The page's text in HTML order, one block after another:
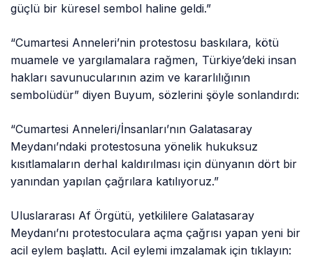
güçlü bir küresel sembol haline geldi.”
“Cumartesi Anneleri’nin protestosu baskılara, kötü
muamele ve yargılamalara rağmen, Türkiye’deki insan
hakları savunucularının azim ve kararlılığının
sembolüdür” diyen Buyum, sözlerini şöyle sonlandırdı:
“Cumartesi Anneleri/İnsanları’nın Galatasaray
Meydanı’ndaki protestosuna yönelik hukuksuz
kısıtlamaların derhal kaldırılması için dünyanın dört bir
yanından yapılan çağrılara katılıyoruz.”
Uluslararası Af Örgütü, yetkililere Galatasaray
Meydanı’nı protestoculara açma çağrısı yapan yeni bir
acil eylem başlattı. Acil eylemi imzalamak için tıklayın: